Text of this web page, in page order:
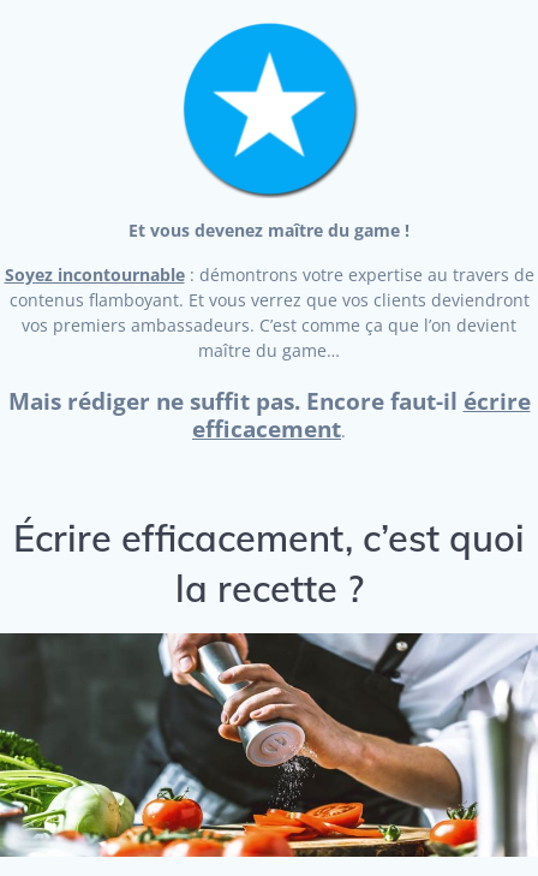
Et vous devenez maître du game !
Soyez incontournable: démontrons votre expertise au travers de
contenus flamboyant. Et vous verrez que vos clients deviendront
vos premiers ambassadeurs. C’est comme ça que l’on devient
maître du game…
Mais rédiger ne suffit pas. Encore faut-il écrire
efficacement.
Écrire efficacement, c’est quoi
la recette ?